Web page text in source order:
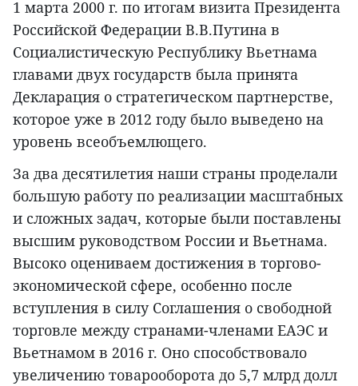
1 марта 2000 г. по итогам визита Президента
Российской Федерации В.В.Путина в
Социалистическую Республику Вьетнама
главами двух государств была принята
Декларация о стратегическом партнерстве,
которое уже в 2012 году было выведено на
уровень всеобъемлющего.
За два десятилетия наши страны проделали
большую работу по реализации масштабных
и сложных задач, которые были поставлены
высшим руководством России и Вьетнама.
Высоко оцениваем достижения в торгово-
экономической сфере, особенно после
вступления в силу Соглашения о свободной
торговле между странами-членами ЕАЭС и
Вьетнамом в 2016 г. Оно способствовало
увеличению товарооборота до 5,7 млрд долл